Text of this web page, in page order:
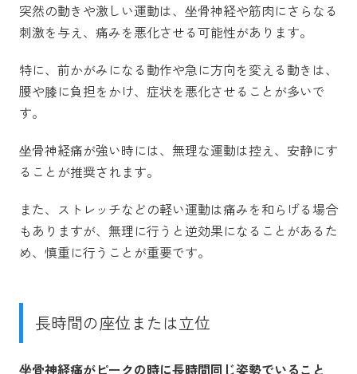
突然の動きや激しい運動は、坐骨神経や筋肉にさらなる
刺激を与え、痛みを悪化させる可能性があります。
特に、前かがみになる動作や急に方向を変える動きは、
腰や膝に負担をかけ、症状を悪化させることが多いで
す。
坐骨神経痛が強い時には、無理な運動は控え、安静にす
ることが推奨されます。
また、ストレッチなどの軽い運動は痛みを和らげる場合
もありますが、無理に行うと逆効果になることがあるた
め、慎重に行うことが重要です。
長時間の座位または立位
坐骨神経痛がピークの時に長時間同じ姿勢でいること